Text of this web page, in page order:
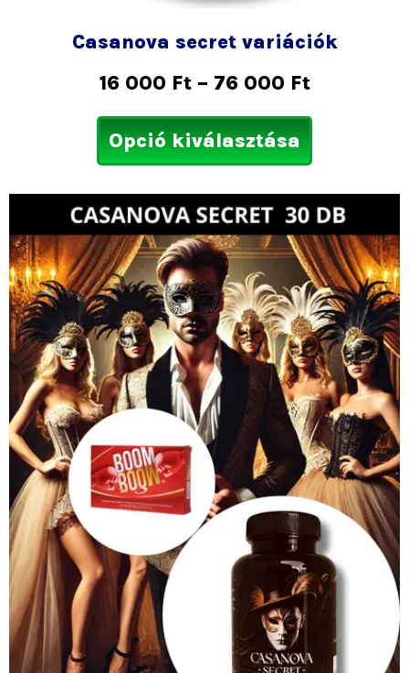
Casanova secret variációk
16 000 Ft – 76 000 Ft
Opció kiválasztása
21
000 Ft
-
36
000 Ft
Ennek
a
több
variációja
van.
A
változatok
a
ki